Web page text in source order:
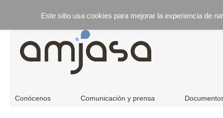
Conócenos Comunicación y prensa
Este sitio usa cookies para mejorar la experiencia de